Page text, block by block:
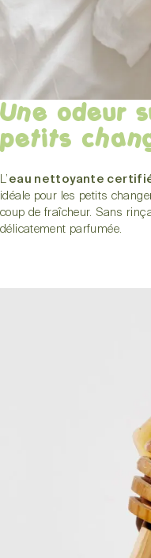
Une odeur
petits
L’ eau nettoyante
idéale pour les petits
coup de fraîcheur. Sans
délicatement parfumée.